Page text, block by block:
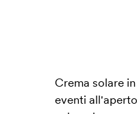
Crema solare
eventi